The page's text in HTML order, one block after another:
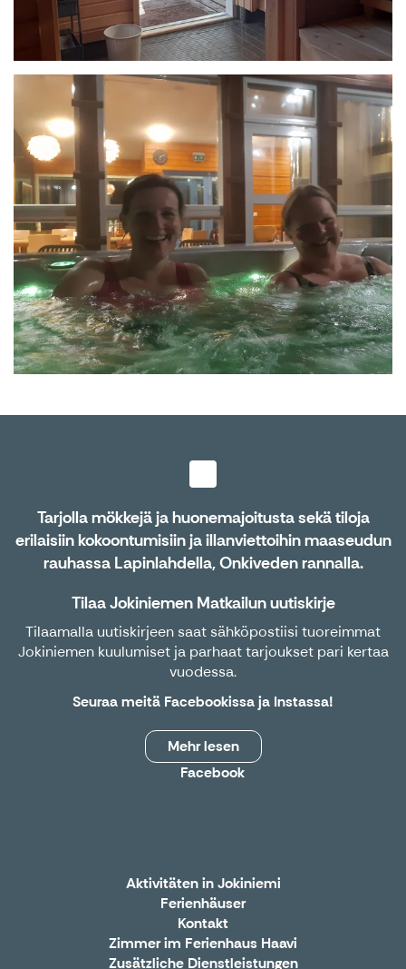
Tarjolla mökkejä ja huonemajoitusta sekä tiloja
erilaisiin kokoontumisiin ja illanviettoihin maaseudun
rauhassa Lapinlahdella, Onkiveden rannalla.
Tilaa Jokiniemen Matkailun uutiskirje
Tilaamalla uutiskirjeen saat sähköpostiisi tuoreimmat
Jokiniemen kuulumiset ja parhaat tarjoukset pari kertaa
vuodessa.
Seuraa meitä Facebookissaja Instassa!
Mehr lesen
Facebook
Aktivitäten in Jokiniemi
Ferienhäuser
Kontakt
Zimmer im Ferienhaus Haavi
Zusätzliche Dienstleistungen